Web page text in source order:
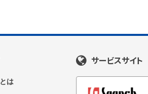
は
サービスサイト